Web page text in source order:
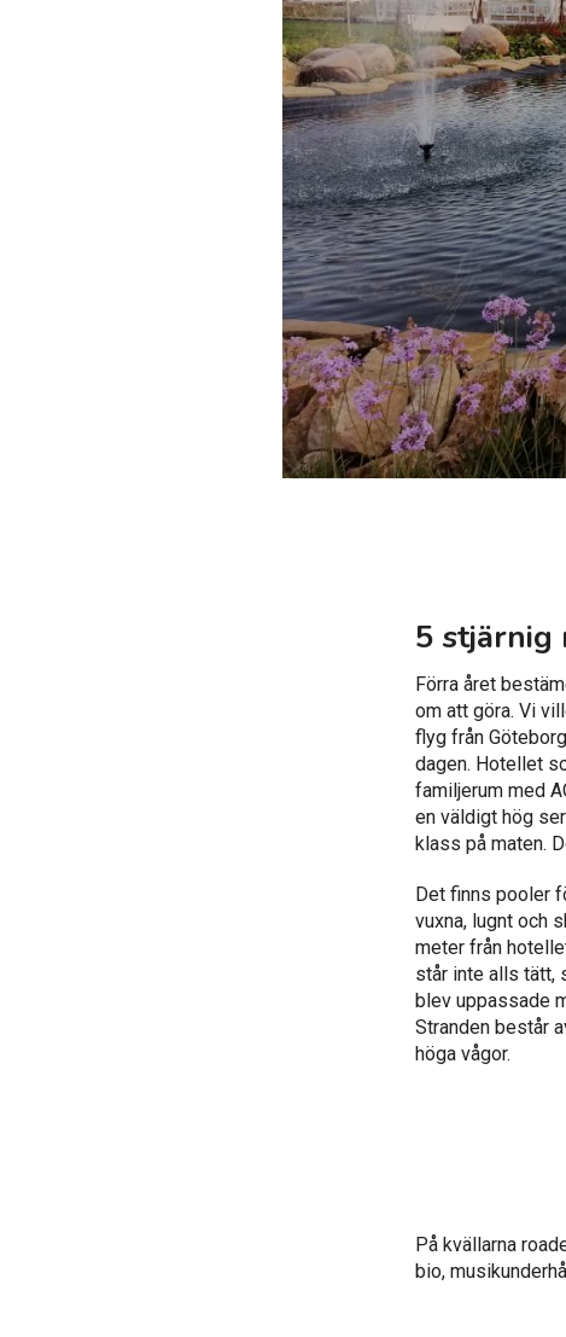
5 stjärnig
Förra året
om att göra. Vi
flyg från
dagen. Hotellet
familjerum med
en väldigt hög
klass på maten.
Det finns pooler
vuxna, lugnt och
meter från
står inte alls tätt,
blev uppassade
Stranden består
höga vågor.
På kvällarna
bio,